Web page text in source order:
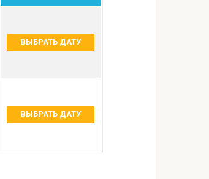
ВЫБРАТЬ ДАТУ
ВЫБРАТЬ ДАТУ